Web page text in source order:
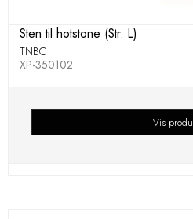
Sten til hotstone (Str. L)
TNBC
XP-350102
Vis